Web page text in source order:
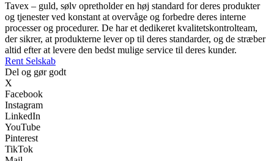
Tavex – guld, sølv opretholder en høj standard for deres produkter
og tjenester ved konstant at overvåge og forbedre deres interne
processer og procedurer. De har et dedikeret kvalitetskontrolteam,
der sikrer, at produkterne lever op til deres standarder, og de stræber
altid efter at levere den bedst mulige service til deres kunder.
Rent Selskab
Del og gør godt
X
Facebook
Instagram
LinkedIn
YouTube
Pinterest
TikTok